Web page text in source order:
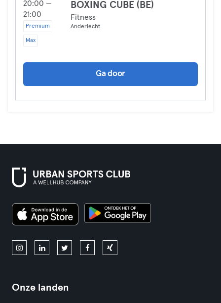
20:00 —
21:00
Premium
Max
BOXING CUBE (BE)
Fitness
Anderlecht
Ga door
Onze landen